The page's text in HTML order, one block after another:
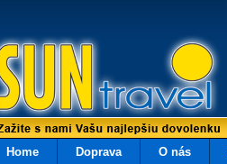
Home Doprava O nás